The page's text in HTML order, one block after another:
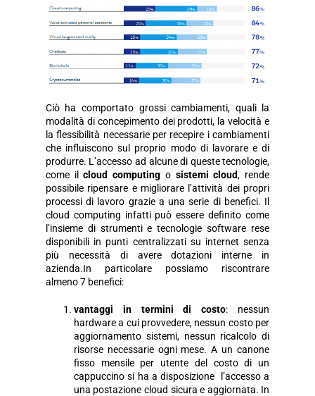
Ciò ha comportato grossi cambiamenti, quali la
modalità di concepimento dei prodotti, la velocità e
la flessibilità necessarie per recepire i cambiamenti
che influiscono sul proprio modo di lavorare e di
produrre. L’accesso ad alcune di queste tecnologie,
come ilcloud computing o sistemi cloud, rende
possibile ripensare e migliorare l’attività dei propri
processi di lavoro grazie a una serie di benefici. Il
cloud computing infatti può essere definito come
l’insieme di strumenti e tecnologie software rese
disponibili in punti centralizzati su internet senza
più necessità di avere dotazioni interne in
azienda.In particolare possiamo riscontrare
almeno 7 benefici:
vantaggi in termini di costo: nessun
hardware a cui provvedere, nessun costo per
aggiornamento sistemi, nessun ricalcolo di
risorse necessarie ogni mese. A un canone
fisso mensile per utente del costo di un
cappuccino si ha a disposizione l’accesso a
una postazione cloud sicura e aggiornata. In